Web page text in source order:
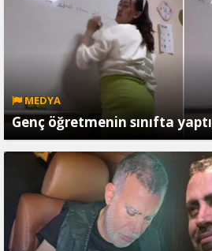
MEDYA
Genç öğretmenin sınıfta